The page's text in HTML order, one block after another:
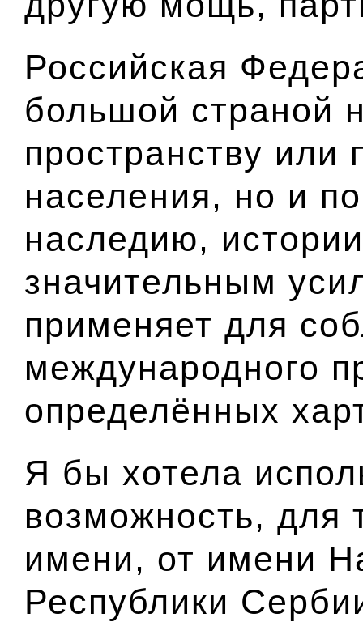
Российская
большой страной
пространству или
населения, но и
наследию,
значительным
применяет для
международного
определённых
Я бы хотела
возможность, для
имени, от имени
Республики